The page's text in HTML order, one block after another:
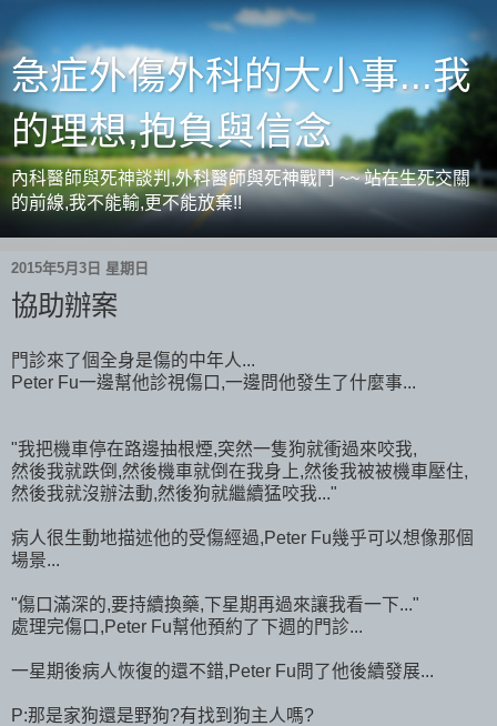
急症外傷外科的大小事...我
的理想,抱負與信念
內科醫師與死神談判,外科醫師與死神戰鬥 ~~ 站在生死交關
的前線,我不能輸,更不能放棄!!
2015年5月3日 星期日
協助辦案
門診來了個全身是傷的中年人...
Peter Fu一邊幫他診視傷口,一邊問他發生了什麼事...
"我把機車停在路邊抽根煙,突然一隻狗就衝過來咬我,
然後我就跌倒,然後機車就倒在我身上,然後我被被機車壓住,
然後我就沒辦法動,然後狗就繼續猛咬我..."
病人很生動地描述他的受傷經過,Peter Fu幾乎可以想像那個
場景...
"傷口滿深的,要持續換藥,下星期再過來讓我看一下..."
處理完傷口,Peter Fu幫他預約了下週的門診...
一星期後病人恢復的還不錯,Peter Fu問了他後續發展...
P:那是家狗還是野狗?有找到狗主人嗎?